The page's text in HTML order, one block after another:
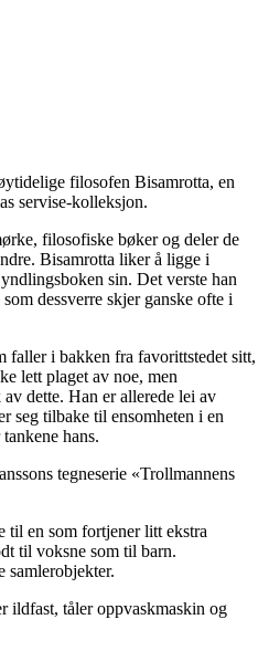
filosofen Bisamrotta, en
servise-kolleksjon.
filosofiske bøker og deler de
Bisamrotta liker å ligge i
sin. Det verste han
dessverre skjer ganske ofte i
faller i bakken fra favorittstedet sitt,
lett plaget av noe, men
dette. Han er allerede lei av
seg tilbake til ensomheten i en
hans.
tegneserie «Trollmannens
til en som fortjener litt ekstra
til voksne som til barn.
ildfast, tåler oppvaskmaskin og